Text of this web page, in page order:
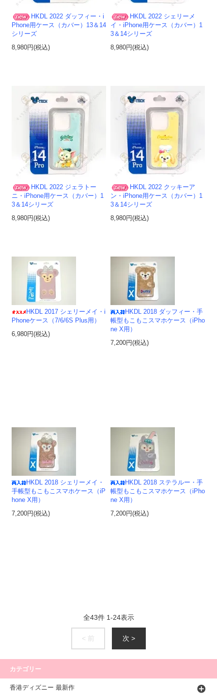
HKDL 2022 ダッフィー・i
Phone用ケース（カバー）13＆14
シリーズ
8,980円(税込)
HKDL 2022 シェリーメ
イ・iPhone用ケース（カバー）1
3＆14シリーズ
8,980円(税込)
HKDL 2022 ジェラトー
ニ・iPhone用ケース（カバー）1
3＆14シリーズ
8,980円(税込)
HKDL 2022 クッキーア
ン・iPhone用ケース（カバー）1
3＆14シリーズ
8,980円(税込)
HKDL 2017 シェリーメイ・i
Phoneケース（7/6/6S Plus用）
6,980円(税込)
HKDL 2018 ダッフィー・手
帳型もこもこスマホケース（iPho
ne X用）
7,200円(税込)
HKDL 2018 シェリーメイ・
手帳型もこもこスマホケース（iP
hone X用）
7,200円(税込)
HKDL 2018 ステラルー・手
帳型もこもこスマホケース（iPho
ne X用）
7,200円(税込)
全43件 1-24表示
< 前 次 >
カテゴリー
香港ディズニー 最新作